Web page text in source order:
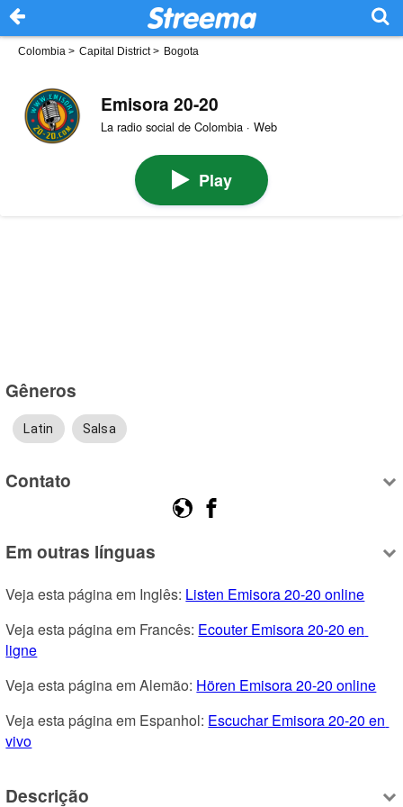
Colombia > Capital District> Bogota
Emisora 20-20
La radio social de Colombia · Web
Play
Gêneros
Latin Salsa
Contato
Em outras línguas
Veja esta página em Inglês: Listen Emisora 20-20 online
Veja esta página em Francês: Ecouter Emisora 20-20 en
ligne
Veja esta página em Alemão: Hören Emisora 20-20 online
Veja esta página em Espanhol: Escuchar Emisora 20-20 en
vivo
Descrição